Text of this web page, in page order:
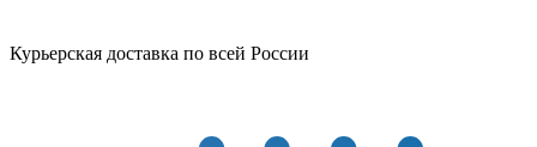
Курьерская доставка по всей России